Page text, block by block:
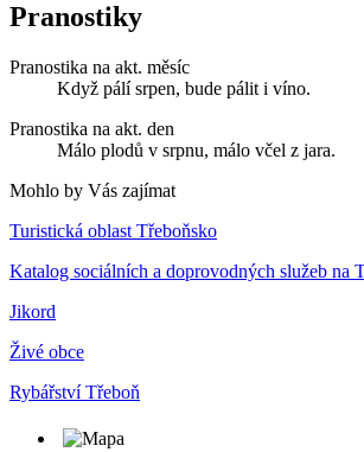
Pranostiky
Pranostika na akt. měsíc
Když pálí srpen, bude pálit i víno.
Pranostika na akt. den
Málo plodů v srpnu, málo včel z jara.
Mohlo by Vás zajímat
Turistická oblast Třeboňsko
Katalog sociálních a doprovodných služeb na
Jikord
Živé obce
Rybářství Třeboň